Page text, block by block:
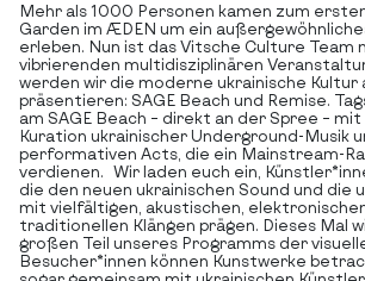
Mehr als 1000 Personen kamen zum
Garden im ÆDEN um ein
erleben. Nun ist das Vitsche Culture Team
vibrierenden multidisziplinären
werden wir die moderne ukrainische Kultur
präsentieren: SAGE Beach und Remise.
am SAGE Beach – direkt an der Spree –
Kuration ukrainischer Underground-Musik
performativen Acts, die ein Mainstream-
verdienen. Wir laden euch ein,
die den neuen ukrainischen Sound und die
mit vielfältigen, akustischen,
traditionellen Klängen prägen. Dieses Mal
großen Teil unseres Programms der
Besucher*innen können Kunstwerke